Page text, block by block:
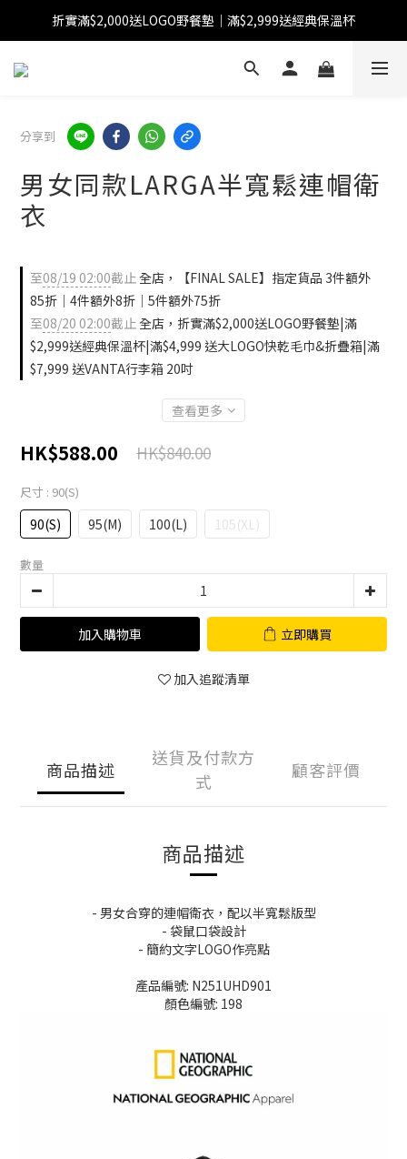
【FINAL SALE】指定商品低至38折
折實滿$2,000送LOGO野餐墊｜滿$2,999送經典保溫杯
【FINAL SALE】全單免運費
分享到
男女同款LARGA半寬鬆連帽衛
衣
至08/19 02:00截止全店，【FINAL SALE】指定貨品 3件額外
85折｜4件額外8折｜5件額外75折
至08/20 02:00截止全店，折實滿$2,000送LOGO野餐墊|滿
$2,999送經典保溫杯|滿$4,999 送大LOGO快乾毛巾&折疊箱|滿
$7,999 送VANTA行李箱 20吋
查看更多
HK$588.00 HK$840.00
尺寸 : 90(S)
90(S) 95(M) 100(L) 105(XL)
數量
加入購物車 立即購買
加入追蹤清單
商品描述
送貨及付款方
式
顧客評價
商品描述
- 男女合穿的連帽衛衣，配以半寬鬆版型
- 袋鼠口袋設計
- 簡約文字LOGO作亮點
產品編號: N251UHD901
顏色編號: 198